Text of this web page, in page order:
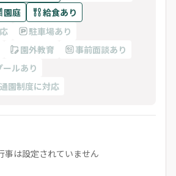
園庭
給食あり
駐車場あり
園外教育
事前面談あり
ールあり
園制度に対応
事は設定されていません